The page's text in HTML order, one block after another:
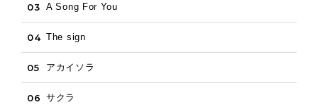
03 A Song For You
04 The sign
05 アカイソラ
06 サクラ